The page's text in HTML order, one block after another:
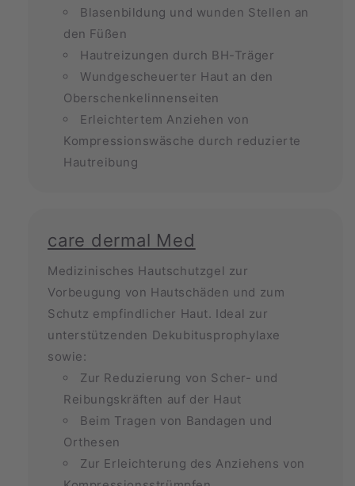
Blasenbildung und wunden Stellen an
den Füßen
Hautreizungen durch BH-Träger
Wundgescheuerter Haut an den
Oberschenkelinnenseiten
Erleichtertem Anziehen von
Kompressionswäsche durch reduzierte
Hautreibung
care dermal Med
Medizinisches Hautschutzgel zur
Vorbeugung von Hautschäden und zum
Schutz empfindlicher Haut. Ideal zur
unterstützenden Dekubitusprophylaxe
sowie:
Zur Reduzierung von Scher- und
Reibungskräften auf der Haut
Beim Tragen von Bandagen und
Orthesen
Zur Erleichterung des Anziehens von